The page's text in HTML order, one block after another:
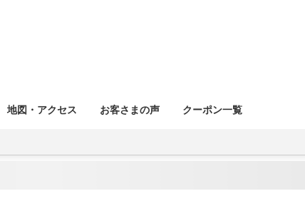
地図・アクセス お客さまの声 クーポン一覧